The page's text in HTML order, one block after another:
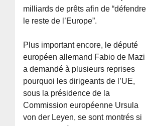
milliards de prêts afin de “défendre
le reste de l’Europe”.
Plus important encore, le député
européen allemand Fabio de Mazi
a demandé à plusieurs reprises
pourquoi les dirigeants de l’UE,
sous la présidence de la
Commission européenne Ursula
von der Leyen, se sont montrés si